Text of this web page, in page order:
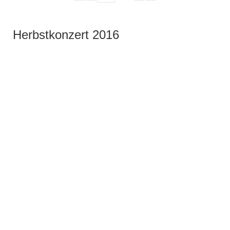
Herbstkonzert 2016